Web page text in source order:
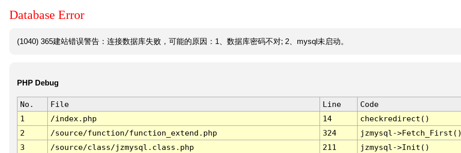
Database Error
(1040) 365建站错误警告：连接数据库失败，可能的原因：1、数据库密码不对; 2、mysql未启动。
PHP Debug
No. File Line
Code
1
/index.php 14
checkredirect()
2
/source/function/function_extend.php 324
jzmysql-
3
/source/class/jzmysql.class.php 211
jzmysql->Init()